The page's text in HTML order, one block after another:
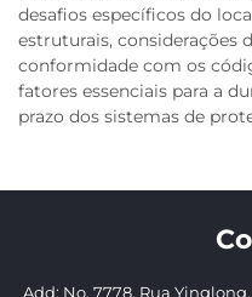
desafios específicos do
estruturais, considerações
conformidade com os
fatores essenciais para a
prazo dos sistemas de
Add: No. 7778, Rua